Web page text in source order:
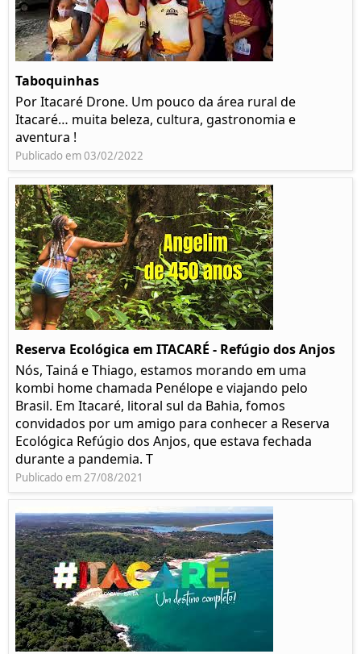
Taboquinhas
Por Itacaré Drone. Um pouco da área rural de
Itacaré… muita beleza, cultura, gastronomia e
aventura !
Publicado em 03/02/2022
Reserva Ecológica em ITACARÉ - Refúgio dos Anjos
Nós, Tainá e Thiago, estamos morando em uma
kombi home chamada Penélope e viajando pelo
Brasil. Em Itacaré, litoral sul da Bahia, fomos
convidados por um amigo para conhecer a Reserva
Ecológica Refúgio dos Anjos, que estava fechada
durante a pandemia. T
Publicado em 27/08/2021